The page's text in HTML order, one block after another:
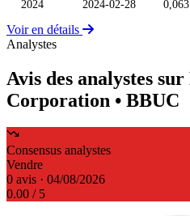
2024 2024-02-28
Voir en détails
Analystes
Avis des analystes
Corporation • BBUC
Consensus analystes
Vendre
0 avis · 04/08/2026
0.00 / 5